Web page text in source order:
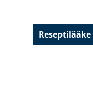
Reseptilääke